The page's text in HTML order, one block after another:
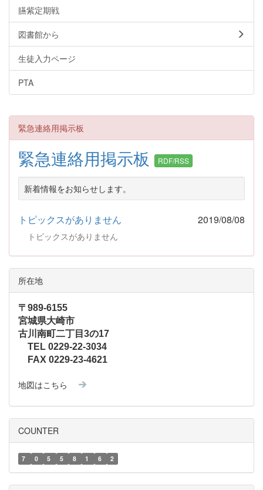
臙紫定期戦
図書館から
生徒入力ページ
PTA
緊急連絡用掲示板
緊急連絡用掲示板 RDF/RSS
新着情報をお知らせします。
トピックスがありません 2019/08/08
トピックスがありません
所在地
〒989-6155
宮城県大崎市
古川南町二丁目3の17
TEL 0229-22-3034
FAX 0229-23-4621
地図はこちら
COUNTER
7 0 5 5 8 1 6 2